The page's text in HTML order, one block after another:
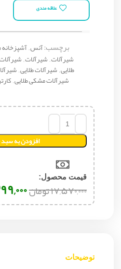
علاقه مندی
برچسب:آئس,
شیرآلات,شیرآلات,
طلایی,شیرآلات طلایی,
شیرآلات مشکی طلایی,
افزودن به
قیمت محصول:​
۱۷,۵۷۰,۰۰۰تومان
توضیحات